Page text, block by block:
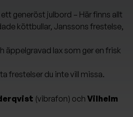
generöst julbord – Här finns allt
köttbullar, Janssons frestelse,
äppelgravad lax som ger en frisk
frestelser du inte vill missa.
(vibrafon) och Vilhelm